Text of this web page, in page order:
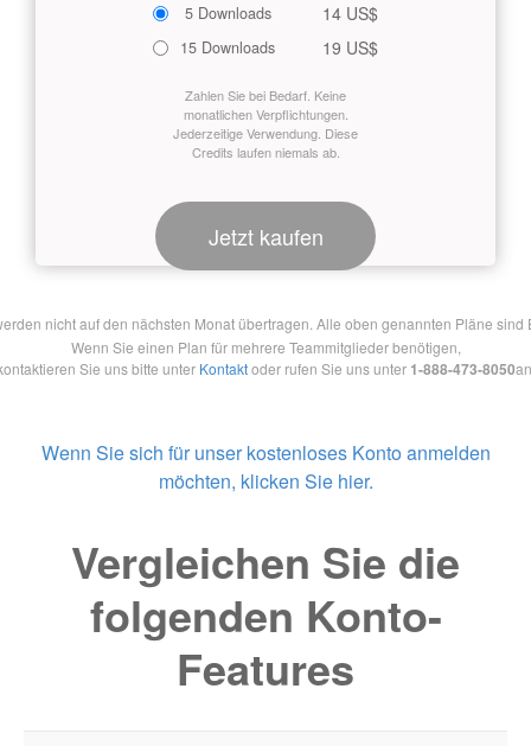
5 Downloads 14 US$
15 Downloads 19 US$
Zahlen Sie bei Bedarf. Keine
monatlichen Verpflichtungen.
Jederzeitige Verwendung. Diese
Credits laufen niemals ab.
Jetzt kaufen
nicht auf den nächsten Monat übertragen. Alle oben genannten Pläne
Wenn Sie einen Plan für mehrere Teammitglieder benötigen,
Sie uns bitte unter Kontaktoder rufen Sie uns unter 1-888-473-8050
Wenn Sie sich für unser kostenloses Konto anmelden
möchten, klicken Sie hier.
Vergleichen Sie die
folgenden Konto-
Features